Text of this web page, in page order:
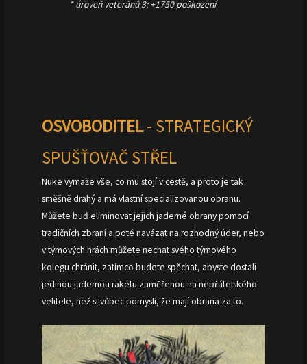
* úroveň veteránů 3: +1750 poškození
OSVOBODITEL- STRATEGICKÝ
SPUŠŤOVAČ STŘEL
Nuke vymaže vše, co mu stojí v cestě, a proto je tak
směšně drahý a má vlastní specializovanou obranu.
Můžete buď eliminovat jejich jaderné obrany pomocí
tradičních zbraní a poté navázat na rozhodný úder, nebo
v týmových hrách můžete nechat svého týmového
kolegu chránit, zatímco budete spěchat, abyste dostali
jedinou jadernou raketu zaměřenou na nepřátelského
velitele, než si vůbec pomyslí, že mají obrana za to.